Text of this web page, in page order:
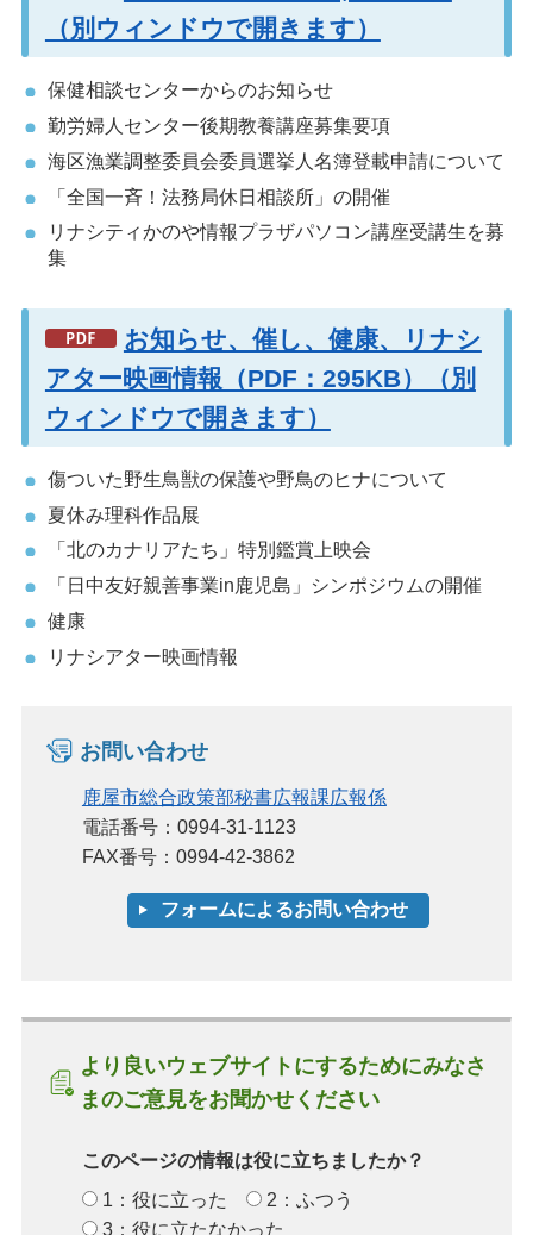
（別ウィンドウで開きます）
保健相談センターからのお知らせ
勤労婦人センター後期教養講座募集要項
海区漁業調整委員会委員選挙人名簿登載申請について
「全国一斉！法務局休日相談所」の開催
リナシティかのや情報プラザパソコン講座受講生を募
集
お知らせ、催し、健康、リナシ
アター映画情報（PDF：295KB）（別
ウィンドウで開きます）
傷ついた野生鳥獣の保護や野鳥のヒナについて
夏休み理科作品展
「北のカナリアたち」特別鑑賞上映会
「日中友好親善事業in鹿児島」シンポジウムの開催
健康
リナシアター映画情報
お問い合わせ
鹿屋市総合政策部秘書広報課広報係
電話番号：0994-31-1123
FAX番号：0994-42-3862
より良いウェブサイトにするためにみなさ
まのご意見をお聞かせください
このページの情報は役に立ちましたか？
1：役に立った
2：ふつう
3：役に立たなかった